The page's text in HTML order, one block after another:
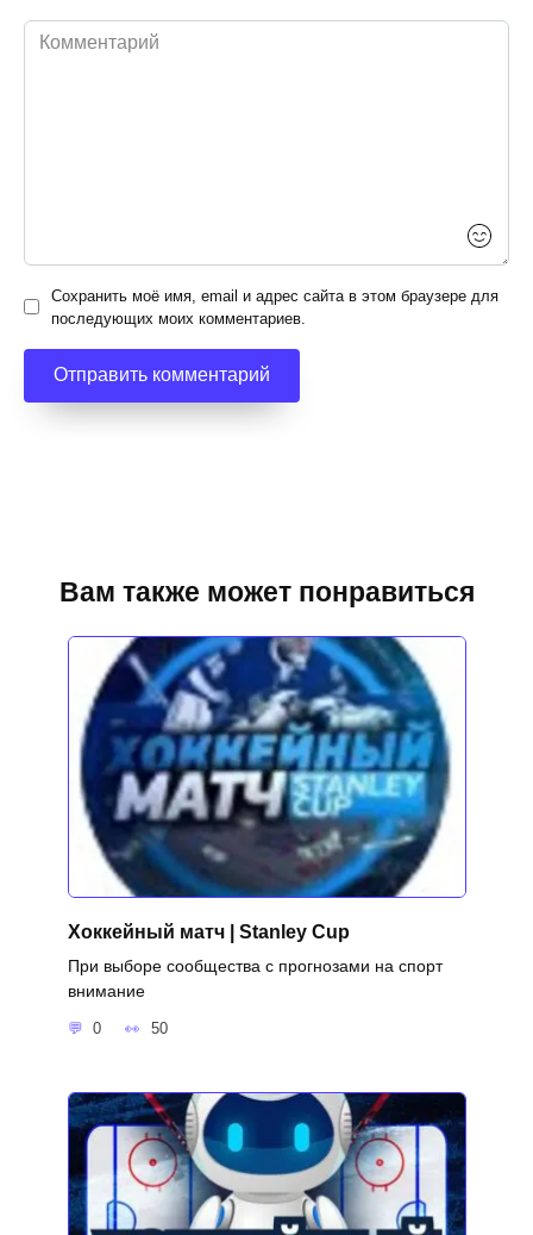
Комментарий
Сохранить моё имя, email и адрес сайта в этом браузере для
последующих моих комментариев.
Вам также может понравиться
Хоккейный матч | Stanley Cup
При выборе сообщества с прогнозами на спорт
внимание
0 50